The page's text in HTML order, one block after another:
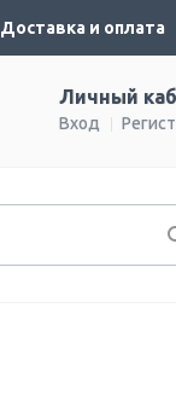
Доставка и оплата
Личный
Вход